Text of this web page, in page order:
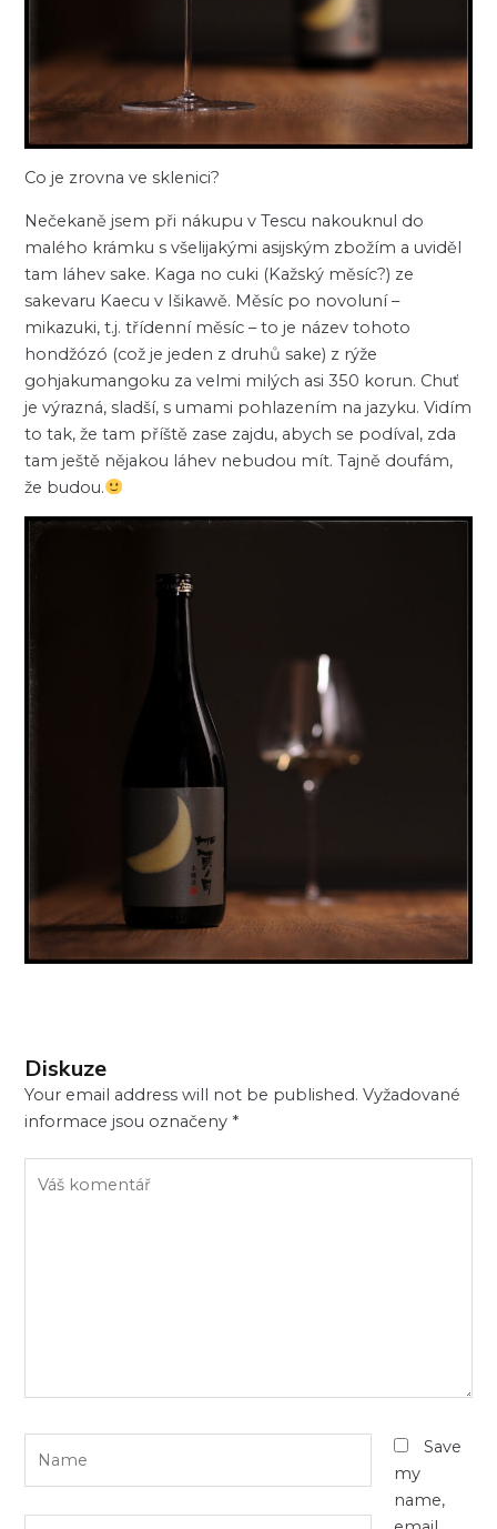
Co je zrovna ve sklenici?
Nečekaně jsem při nákupu v Tescu nakouknul do
malého krámku s všelijakými asijským zbožím a uviděl
tam láhev sake. Kaga no cuki (Kažský měsíc?) ze
sakevaru Kaecu v Išikawě. Měsíc po novoluní –
mikazuki, t.j. třídenní měsíc – to je název tohoto
hondžózó (což je jeden z druhů sake) z rýže
gohjakumangoku za velmi milých asi 350 korun. Chuť
je výrazná, sladší, s umami pohlazením na jazyku. Vidím
to tak, že tam příště zase zajdu, abych se podíval, zda
tam ještě nějakou láhev nebudou mít. Tajně doufám,
že budou.
Diskuze
Your email address will not be published. Vyžadované
informace jsou označeny *
Save
my
name,